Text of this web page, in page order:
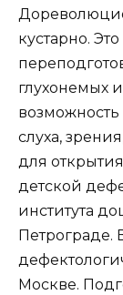
кустарно.
глухонемых
слуха,
для открытия
детской
института
Петрограде.
Москве.